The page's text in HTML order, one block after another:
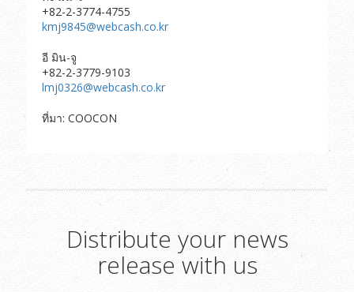
+82-2-3774-4755
kmj9845@webcash.co.kr
อี มิน-จู
+82-2-3779-9103
lmj0326@webcash.co.kr
ที่มา: COOCON
Distribute your news
release with us